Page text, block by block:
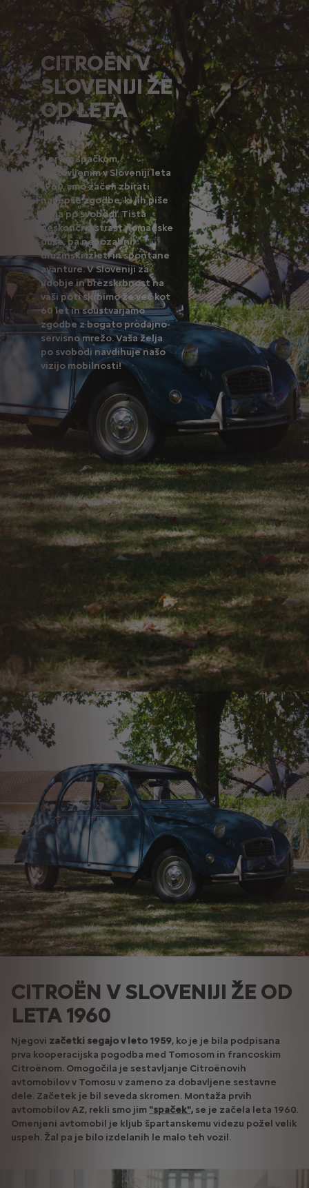
CITROËN V
SLOVENIJI ŽE
OD LETA
1960
S prvim spačkom,
sestavljenim v Sloveniji leta
1960, smo začeli zbirati
najlepše zgodbe, ki jih piše
želja po svobodi. Tista
neskončna strast nomadske
duše, pa nepozabni
družinski izleti in spontane
avanture. V Sloveniji za
udobje in brezskrbnost na
vaši poti skrbimo že več kot
60 let in soustvarjamo
zgodbe z bogato prodajno-
servisno mrežo. Vaša želja
po svobodi navdihuje našo
vizijo mobilnosti!
CITROËN V SLOVENIJI ŽE OD
LETA 1960
Njegovi začetki segajo v leto 1959, ko je je bila podpisana
prva kooperacijska pogodba med Tomosom in francoskim
Citroënom. Omogočila je sestavljanje Citroënovih
avtomobilov v Tomosu v zameno za dobavljene sestavne
dele. Začetek je bil seveda skromen. Montaža prvih
avtomobilov AZ, rekli smo jim "spaček", se je začela leta 1960.
Omenjeni avtomobil je kljub špartanskemu videzu požel velik
uspeh. Žal pa je bilo izdelanih le malo teh vozil.